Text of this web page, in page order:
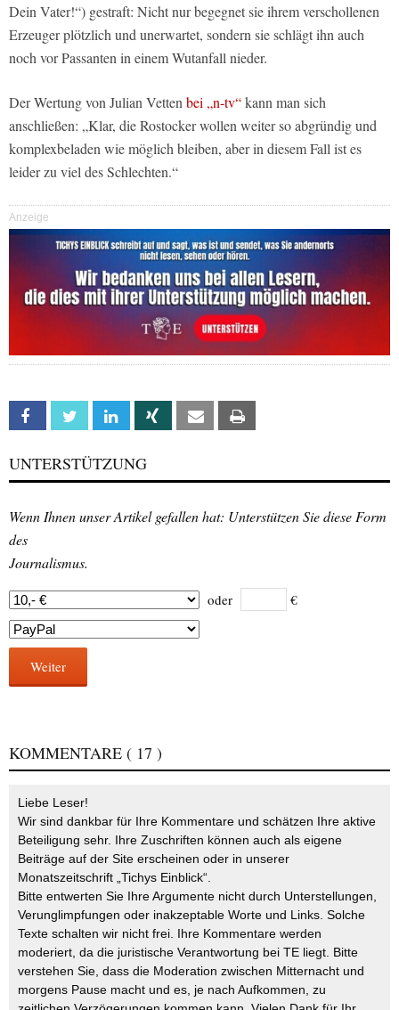
Dein Vater!“) gestraft: Nicht nur begegnet sie ihrem verschollenen
Erzeuger plötzlich und unerwartet, sondern sie schlägt ihn auch
noch vor Passanten in einem Wutanfall nieder.
Der Wertung von Julian Vetten bei „n-tv“kann man sich
anschließen: „Klar, die Rostocker wollen weiter so abgründig und
komplexbeladen wie möglich bleiben, aber in diesem Fall ist es
leider zu viel des Schlechten.“
Anzeige
Facebook Twitter Linkedin Xing Email
UNTERSTÜTZUNG
Wenn Ihnen unser Artikel gefallen hat: Unterstützen Sie diese Form
des
Journalismus.
oder €
Weiter
KOMMENTARE ( 17 )
Liebe Leser!
Wir sind dankbar für Ihre Kommentare und schätzen Ihre aktive
Beteiligung sehr. Ihre Zuschriften können auch als eigene
Beiträge auf der Site erscheinen oder in unserer
Monatszeitschrift „Tichys Einblick“.
Bitte entwerten Sie Ihre Argumente nicht durch Unterstellungen,
Verunglimpfungen oder inakzeptable Worte und Links. Solche
Texte schalten wir nicht frei. Ihre Kommentare werden
moderiert, da die juristische Verantwortung bei TE liegt. Bitte
verstehen Sie, dass die Moderation zwischen Mitternacht und
morgens Pause macht und es, je nach Aufkommen, zu